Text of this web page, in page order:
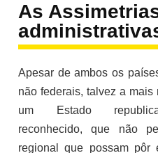
As
Apesar de ambos os
não federais, talvez a
um Estado
reconhecido, que não
regional que possam pôr